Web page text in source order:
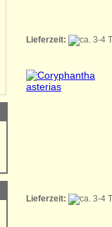
Lieferzeit:
Lieferzeit: